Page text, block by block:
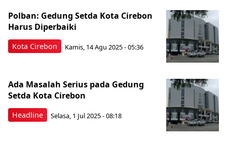
Kota Cirebon
Polban: Gedung Setda Kota Cirebon
Harus Diperbaiki
Kamis, 14 Agu 2025 - 05:36
Headline
Ada Masalah Serius pada Gedung
Setda Kota Cirebon
Selasa, 1 Jul 2025 - 08:18